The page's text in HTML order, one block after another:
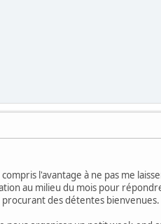
l'avantage à ne pas me
au milieu du mois pour
procurant des détentes bienvenues.